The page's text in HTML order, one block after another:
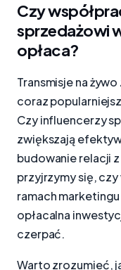
Czy
sprzedażowi
opłaca?
Transmisje na
coraz
Czy influencerzy
zwiększają
budowanie relacji
przyjrzymy się,
ramach
opłacalna
czerpać.
Warto zrozumieć,